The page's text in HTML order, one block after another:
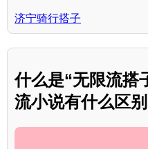
济宁骑行搭子
什么是“无限流搭
流小说有什么区别